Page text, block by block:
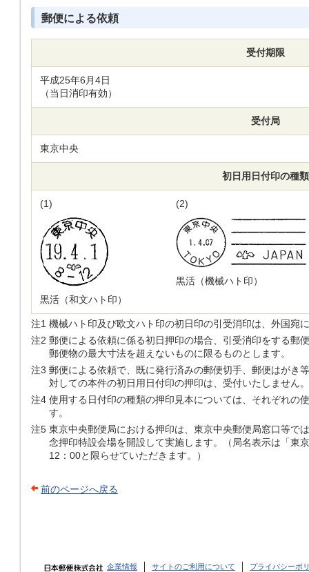
郵便による依頼
受付期限
平成25年6月4日
（当日消印有効）
受付局
東京中央
初日用日付印の種類
(1)
黒活（和文ハト印）
(2)
黒活（機械ハト印）
注1 機械ハト印及び欧文ハト印の初日印の引受消印は、外国宛
注2 郵便による依頼に係る初日押印の場合、引受消印をする郵
郵便物の最大寸法を超えないものに限るものとします。
注3 郵便による依頼で、既に発行済みの郵便切手、郵便はがき
対しての本件の初日用日付印の押印は、受付いたしません。
注4 使用する日付印の種類の押印見本については、それぞれの
す。
注5 東京中央郵便局における押印は、東京中央郵便局窓口等で
念押印特設会場を開設して実施します。（局名表示は「東
12：00と限らせていただきます。）
前のページへ戻る
企業情報 サイトのご利用について プライバシーポ